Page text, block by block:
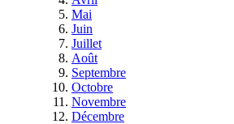
Mai
Juin
Juillet
Août
Septembre
Octobre
Novembre
Décembre